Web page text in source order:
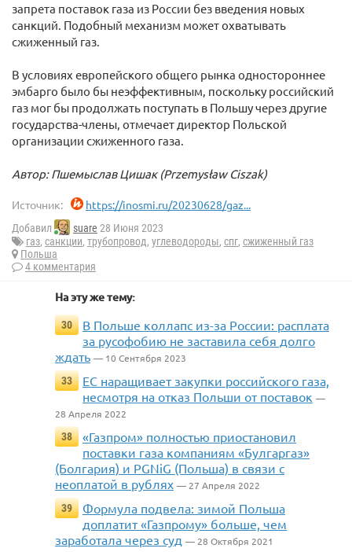
запрета поставок газа из России без введения новых
санкций. Подобный механизм может охватывать
сжиженный газ.
В условиях европейского общего рынка одностороннее
эмбарго было бы неэффективным, поскольку российский
газ мог бы продолжать поступать в Польшу через другие
государства-члены, отмечает директор Польской
организации сжиженного газа.
Автор: Пшемыслав Цишак (Przemysław Ciszak)
Источник: https://inosmi.ru/20230628/gaz...
Добавил suare 28 Июня 2023
газ, санкции, трубопровод, углеводороды, спг, сжиженный газ
Польша
4 комментария
На эту же тему:
30
В Польше коллапс из-за России: расплата
за русофобию не заставила себя долго
ждать — 10 Сентября 2023
33
ЕС наращивает закупки российского газа,
несмотря на отказ Польши от поставок —
28 Апреля 2022
38
«Газпром» полностью приостановил
поставки газа компаниям «Булгаргаз»
(Болгария) и PGNiG (Польша) в связи с
неоплатой в рублях — 27 Апреля 2022
39
Формула подвела: зимой Польша
доплатит «Газпрому» больше, чем
заработала через суд — 28 Октября 2021